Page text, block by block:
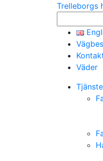
Trelleborgs
efter:
Väder